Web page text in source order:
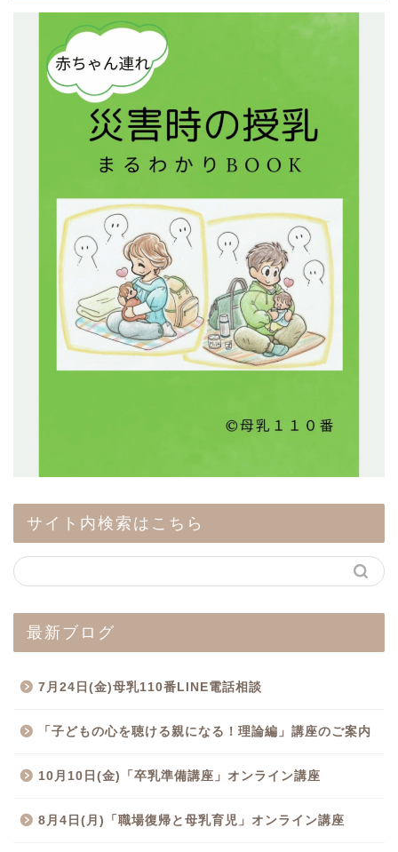
サイト内検索はこちら
最新ブログ
7月24日(金)母乳110番LINE電話相談
「子どもの心を聴ける親になる！理論編」講座のご案内
10月10日(金)「卒乳準備講座」オンライン講座
8月4日(月)「職場復帰と母乳育児」オンライン講座